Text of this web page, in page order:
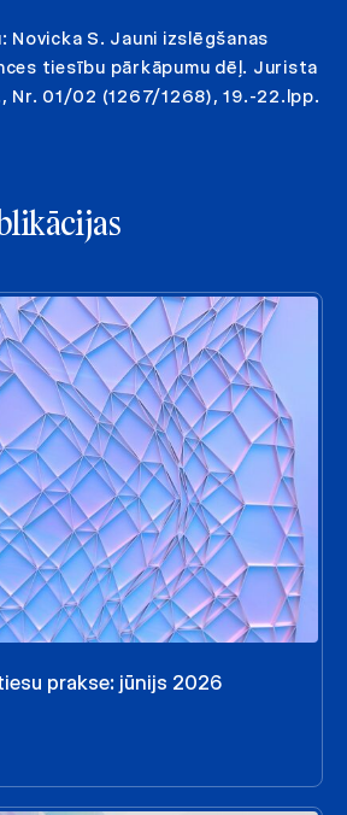
Novicka S. Jauni izslēgšanas
tiesību pārkāpumu dēļ. Jurista
Nr. 01/02 (1267/1268), 19.-22.lpp.
prakse: jūnijs 2026